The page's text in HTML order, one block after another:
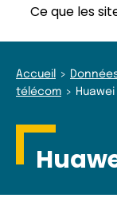
Ce que les
Accueil
télécom